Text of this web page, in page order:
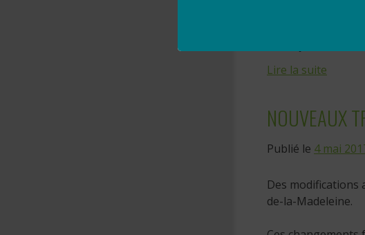
Lire la suite
NOUVEAUX
Publié le 4 mai
Des modifications
de-la-Madeleine.